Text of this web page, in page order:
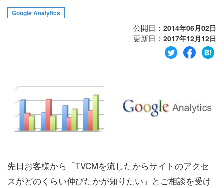
広告代理店・HP制作会社様へ
Google Analytics
公開日： 2014年06月02日
更新日： 2017年12月12日
先日お客様から「TVCMを流したからサイトのアクセ
スがどのくらい伸びたかが知りたい」とご相談を受け